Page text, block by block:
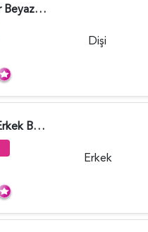
Scottish Fold Kar Beyazı Dişi 2 Aylık - 2980
Dişi
British Shorthair Erkek Bluepoint 2 Aylık - 4448
Erkek